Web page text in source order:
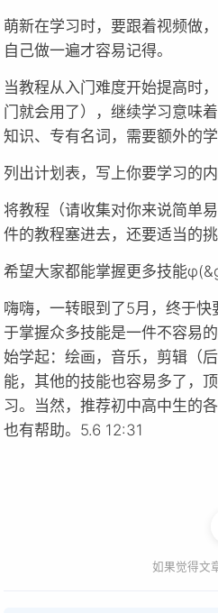
萌新在学习时，要跟着视频做
自己做一遍才容易记得。
当教程从入门难度开始提高时
门就会用了），继续学习意味
知识、专有名词，需要额外的学
列出计划表，写上你要学习的
将教程（请收集对你来说简单
件的教程塞进去，还要适当的
希望大家都能掌握更多技能
嗨嗨，一转眼到了5月，终于
于掌握众多技能是一件不容易
始学起：绘画，音乐，剪辑（
能，其他的技能也容易多了，
习。当然，推荐初中高中生的
也有帮助。5.6 12:31
如果觉得文